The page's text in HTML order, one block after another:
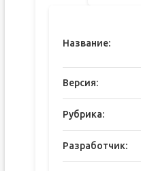
Название:
Версия:
Рубрика:
Разработчик: